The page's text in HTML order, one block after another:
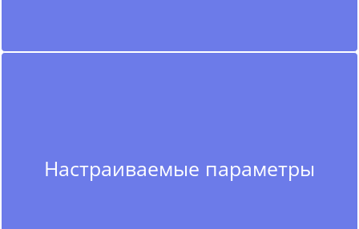
Настраиваемые параметры